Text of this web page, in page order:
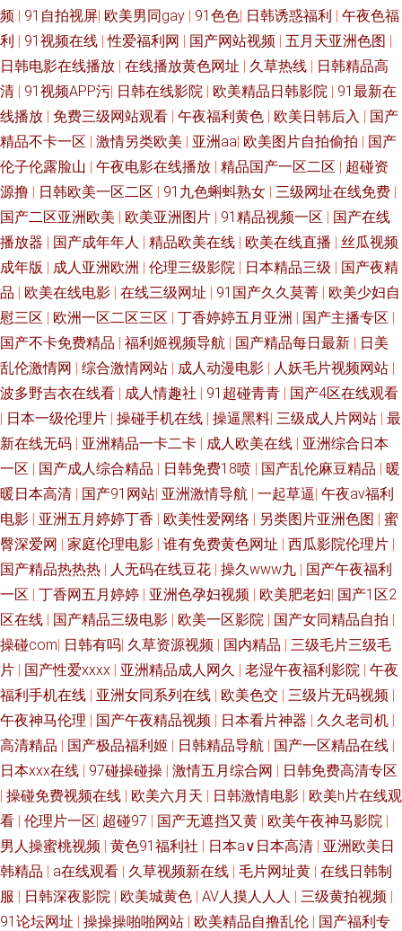
频 | 91自拍视屏| 欧美男同gay | 91色色| 日韩诱惑福利 | 午夜色福
利 | 91视频在线 |性爱福利网 | 国产网站视频 | 五月天亚洲色图 |
日韩电影在线播放 | 在线播放黄色网址 | 久草热线 | 日韩精品高
清 | 91视频APP污| 日韩在线影院 | 欧美精品日韩影院 | 91最新在
线播放 | 免费三级网站观看 | 午夜福利黄色 | 欧美日韩后入 | 国产
精品不卡一区 | 激情另类欧美 | 亚洲aa| 欧美图片自拍偷拍 | 国产
伦子伦露脸山 | 午夜电影在线播放 | 精品国产一区二区 | 超碰资
源撸 | 日韩欧美一区二区 | 91九色蝌蚪熟女 | 三级网址在线免费 |
国产二区亚洲欧美 | 欧美亚洲图片 | 91精品视频一区 | 国产在线
播放器 | 国产成年年人 | 精品欧美在线 | 欧美在线直播 | 丝瓜视频
成年版 | 成人亚洲欧洲 | 伦理三级影院 | 日本精品三级 | 国产夜精
品 | 欧美在线电影 | 在线三级网址 | 91国产久久莫菁 | 欧美少妇自
慰三区 | 欧洲一区二区三区 | 丁香婷婷五月亚洲 | 国产主播专区 |
国产不卡免费精品 | 福利姬视频导航 | 国产精品每日最新 | 日美
乱伦激情网 | 综合激情网站 | 成人动漫电影 | 人妖毛片视频网站 |
波多野吉衣在线看 | 成人情趣社 | 91超碰青青 | 国产4区在线观看
| 日本一级伦理片 | 操碰手机在线 | 操逼黑料| 三级成人片网站 | 最
新在线无码 | 亚洲精品一卡二卡 | 成人欧美在线 | 亚洲综合日本
一区 | 国产成人综合精品 | 日韩免费18喷 | 国产乱伦麻豆精品 | 暖
暖日本高清 | 国产91网站| 亚洲激情导航 | 一起草逼| 午夜av福利
电影 | 亚洲五月婷婷丁香 | 欧美性爱网络 | 另类图片亚洲色图 | 蜜
臀深爱网 | 家庭伦理电影 | 谁有免费黄色网址 | 西瓜影院伦理片 |
国产精品热热热 | 人无码在线豆花 | 操久www九 | 国产午夜福利
一区 | 丁香网五月婷婷 | 亚洲色孕妇视频 | 欧美肥老妇| 国产1区2
区在线 | 国产精品三级电影 | 欧美一区影院 | 国产女同精品自拍 |
操碰com| 日韩有吗| 久草资源视频 | 国内精品 | 三级毛片三级毛
片 | 国产性爱xxxⅹ | 亚洲精品成人网久 | 老湿午夜福利影院 | 午夜
福利手机在线 | 亚洲女同系列在线 | 欧美色交 | 三级片无码视频 |
午夜神马伦理 | 国产午夜精品视频 | 日本看片神器 | 久久老司机 |
高清精品 | 国产极品福利姬 | 日韩精品导航 | 国产一区精品在线 |
日本xxx在线 | 97碰操碰操 | 激情五月综合网 | 日韩免费高清专区
| 操碰免费视频在线 | 欧美六月天 | 日韩激情电影 | 欧美h片在线观
看 | 伦理片一区| 超碰97 | 国产无遮挡又黄 | 欧美午夜神马影院 |
男人操蜜桃视频 | 黄色91福利社 | 日本a∨日本高清 | 亚洲欧美日
韩精品 | a在线观看 | 久草视频新在线 | 毛片网址黄 | 在线日韩制
服 | 日韩深夜影院 | 欧美城黄色 | AV人摸人人人 | 三级黄拍视频 |
91论坛网址 | 操操操啪啪网站 | 欧美精品自撸乱伦 | 国产福利专